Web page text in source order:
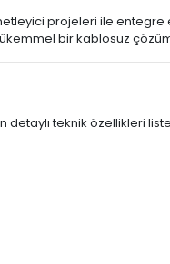
projeleri ile entegre
bir kablosuz
detaylı teknik özellikleri